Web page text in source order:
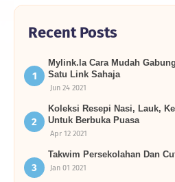
Recent Posts
Mylink.la Cara Mudah
Satu Link Sahaja
Jun 24 2021
Koleksi Resepi Nasi, Lauk,
Untuk Berbuka Puasa
Apr 12 2021
Takwim Persekolahan Dan
Jan 01 2021